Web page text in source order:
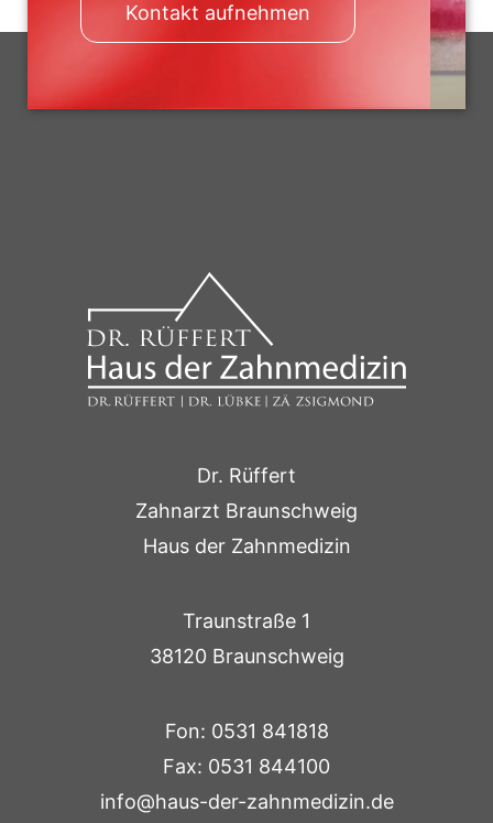
Kontakt aufnehmen
Dr. Rüffert
Zahnarzt Braunschweig
Haus der Zahnmedizin
Traunstraße 1
38120 Braunschweig
Fon: 0531 841818
Fax: 0531 844100
info@haus-der-zahnmedizin.de